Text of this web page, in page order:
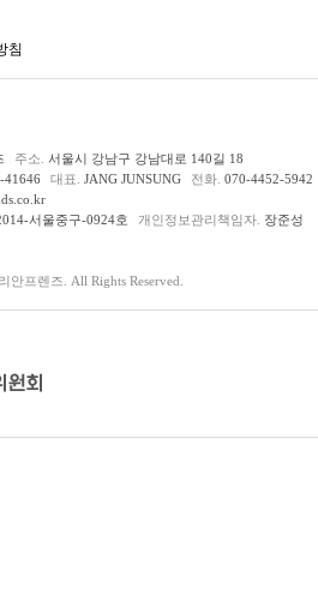
침
주소. 서울시 강남구 강남대로 140길 18
41646 대표. JANG JUNSUNG 전화. 070-4452-5942
서울중구-0924호 개인정보관리책임자. 장준성
프렌즈. All Rights Reserved.